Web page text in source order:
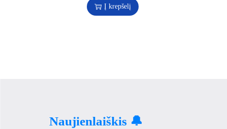
Į krepšelį
Naujienlaiškis 🔔